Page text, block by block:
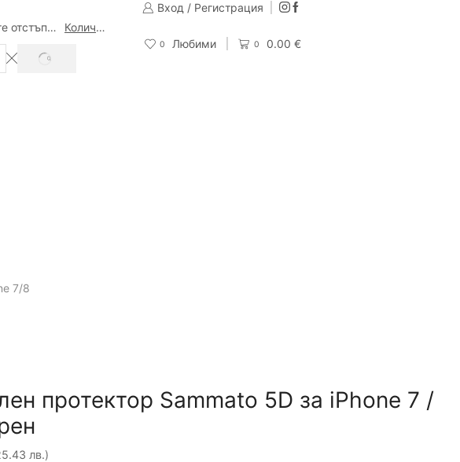
Вход / Регистрация
Използвайте промо кода си, за да получите отстъпка
Количка
SEARCH
0 Любими 0 0.00 €
7/8
протектор Sammato 5D за iPhone 7 /
лв.)